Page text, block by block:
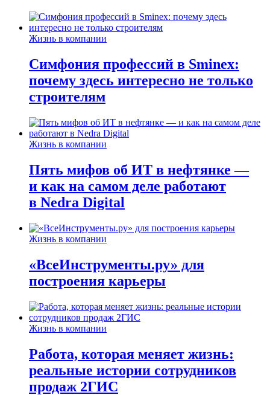
Жизнь в компании
Симфония профессий в Sminex:
почему здесь интересно не только
строителям
Жизнь в компании
Пять мифов об ИТ в нефтянке —
и как на самом деле работают
в Nedra Digital
Жизнь в компании
«ВсеИнструменты.ру» для
построения карьеры
Жизнь в компании
Работа, которая меняет жизнь:
реальные истории сотрудников
продаж 2ГИС